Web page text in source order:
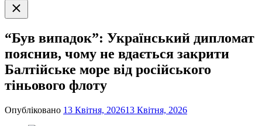
Закрити
пошук
“Був випадок”: Український дипломат
пояснив, чому не вдається закрити
Балтійське море від російського
тіньового флоту
Опубліковано 13 Квітня, 202613 Квітня, 2026